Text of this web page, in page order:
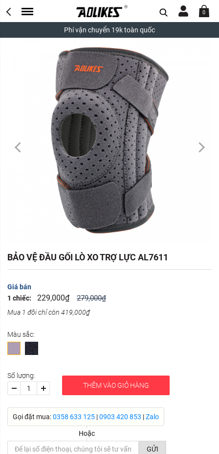
0
Phí vận chuyển 19k toàn quốc
BẢO VỆ ĐẦU GỐI LÒ XO TRỢ LỰC AL7611
Giá bán
1 chiếc:
229,000₫ 279,000₫
Mua 1 đôi chỉ còn 419,000₫
Màu sắc:
Số lượng:
THÊM VÀO GIỎ HÀNG
Gọi đặt mua:0358 633 125 |0903 420 853 |Zalo
GỬI